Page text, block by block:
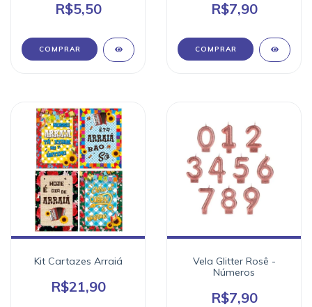
R$5,50
COMPRAR
R$7,90
COMPRAR
Kit Cartazes Arraiá
R$21,90
Vela Glitter Rosê -
Números
R$7,90